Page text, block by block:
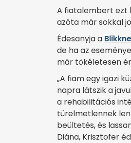
A fiatalembert ezt
azóta már sokkal
Édesanyja a
de ha az
már tökéletesen
„A fiam egy igazi
napra látszik a
a rehabilitációs
türelmetlennek
beültetés, és
Diána, Krisztofer